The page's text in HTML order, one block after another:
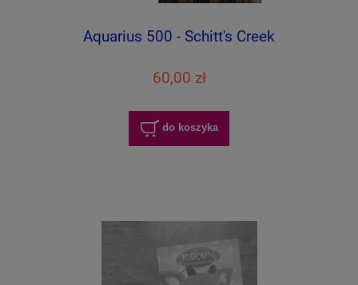
Aquarius 500 - Schitt's Creek
60,00 zł
do koszyka